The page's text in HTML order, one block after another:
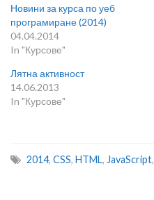
Новини за курса по уеб
програмиране (2014)
04.04.2014
In "Курсове"
Лятна активност
14.06.2013
In "Курсове"
2014, CSS, HTML, JavaScript,